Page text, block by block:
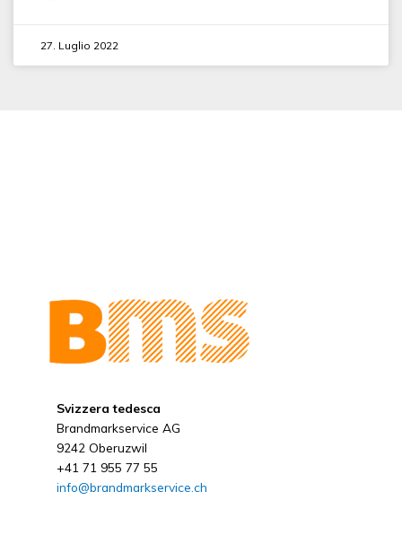
27. Luglio 2022
Svizzera tedesca
Brandmarkservice AG
9242 Oberuzwil
+41 71 955 77 55
info@brandmarkservice.ch